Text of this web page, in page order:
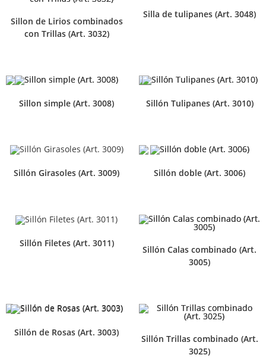
Sillon de Lirios combinados
con Trillas (Art. 3032)
Silla de tulipanes (Art. 3048)
Sillon simple (Art. 3008) Sillón Tulipanes (Art. 3010)
Sillón Girasoles (Art. 3009) Sillón doble (Art. 3006)
Sillón Filetes (Art. 3011)
Sillón Calas combinado (Art.
3005)
Sillón de Rosas (Art. 3003)
Sillón Trillas combinado (Art.
3025)